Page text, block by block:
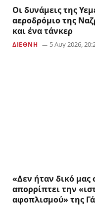
Οι δυνάμεις της
αεροδρόμιο της
και ένα τάνκερ
ΔΙΕΘΝΗ 5 Αυγ 2026,
«Δεν ήταν δικό μας
απορρίπτει την
αφοπλισμού» της